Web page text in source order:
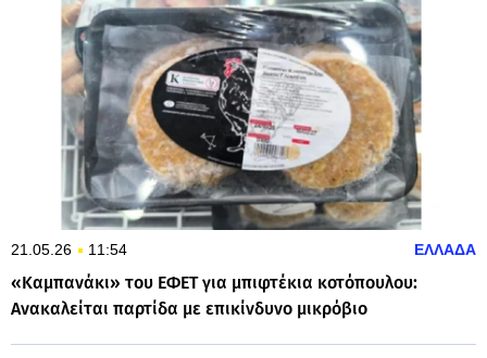
21.05.26 11:54 ΕΛΛΑΔΑ
«Καμπανάκι» του ΕΦΕΤ για μπιφτέκια κοτόπουλου:
Ανακαλείται παρτίδα με επικίνδυνο μικρόβιο